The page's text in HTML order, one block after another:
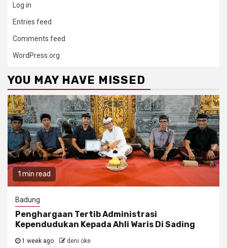
Log in
Entries feed
Comments feed
WordPress.org
YOU MAY HAVE MISSED
1 min read
Badung
Penghargaan Tertib Administrasi
Kependudukan Kepada Ahli Waris Di Sading
1 week ago deni oke